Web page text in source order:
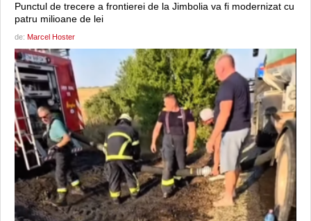
Punctul de trecere a frontierei de la Jimbolia va fi modernizat cu
patru milioane de lei
de: Marcel Hoster